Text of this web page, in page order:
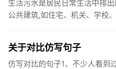
生活污水是居民日常生活中排
公共建筑,如住宅、机关、学校
关于对比仿写句子
仿写对比的句子1、不少人看到